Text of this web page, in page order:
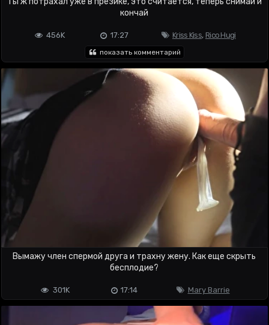
кончай
Kriss Kiss, Rico Hugi
17:27
456K
показать комментарий
Вымажу член спермой друга и трахну жену. Как еще скрыть
бесплодие?
Mary Barrie
17:14
301K